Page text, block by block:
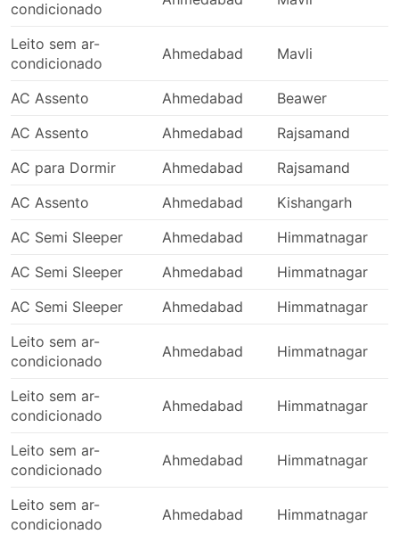
condicionado
Leito sem ar-
condicionado
Ahmedabad Mavli
AC Assento Ahmedabad
Beawer
AC Assento
Ahmedabad
Rajsamand
AC para Dormir
Ahmedabad
Rajsamand
AC Assento
Ahmedabad
Kishangarh
AC Semi Sleeper
Ahmedabad
Himmatnagar
AC Semi Sleeper
Ahmedabad
Himmatnagar
AC Semi Sleeper
Ahmedabad
Himmatnagar
Leito sem ar-
condicionado
Ahmedabad Himmatnagar
Leito sem ar-
condicionado
Ahmedabad Himmatnagar
Leito sem ar-
condicionado
Ahmedabad Himmatnagar
Leito sem ar-
condicionado
Ahmedabad Himmatnagar